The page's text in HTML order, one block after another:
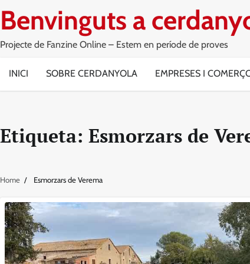
to
Benvinguts a
Projecte de Fanzine Online – Estem en període de proves
INICI SOBRE CERDANYOLA EMPRESES I
Etiqueta: Esmorzars de
Home Esmorzars de Verema